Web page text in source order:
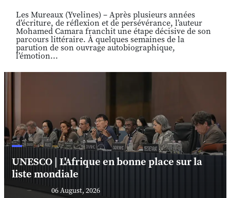
Les Mureaux (Yvelines) – Après plusieurs années
d’écriture, de réflexion et de persévérance, l’auteur
Mohamed Camara franchit une étape décisive de son
parcours littéraire. À quelques semaines de la
parution de son ouvrage autobiographique,
l’émotion...
UNESCO | L'Afrique en bonne place sur la
liste mondiale
06 August, 2026